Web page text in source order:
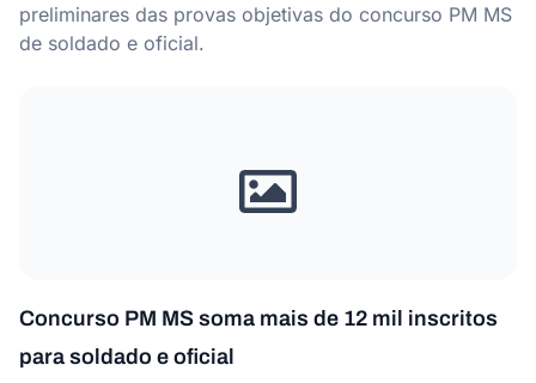
preliminares das provas objetivas do concurso PM MS
de soldado e oficial.
Concurso PM MS soma mais de 12 mil inscritos
para soldado e oficial